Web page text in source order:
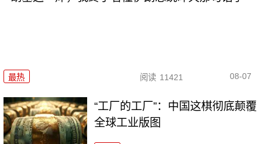
最热 阅读 11421 08-07
“工厂的工厂”：中国这棋彻底颠覆
全球工业版图